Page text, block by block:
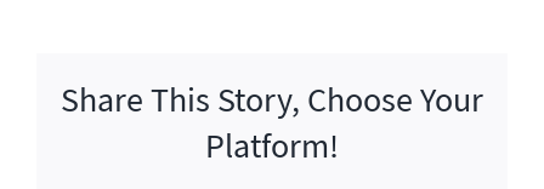
쓰
Share This Story, Choose Your
Platform!